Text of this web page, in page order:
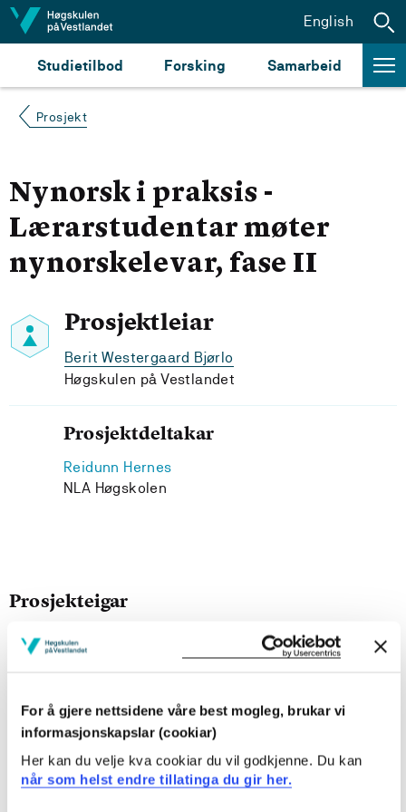
For å gjere nettsidene våre best mogleg, brukar vi
informasjonskapslar (cookiar)
Her kan du velje kva cookiar du vil godkjenne. Du kan
når som helst endre tillatinga du gir her.
Hopp til innhald
Studietilbod Forsking Samarbeid
English
Prosjekt
Nynorsk i praksis -
Lærarstudentar møter
nynorskelevar, fase II
Prosjektleiar
Berit Westergaard Bjørlo
Høgskulen på Vestlandet
Prosjektdeltakar
Reidunn Hernes
NLA Høgskolen
Prosjekteigar
Institutt for språk, litt.,mat. og tolk, Høgskulen på
Vestlandet
August 2009 - August 2010
Prosjektsamandrag